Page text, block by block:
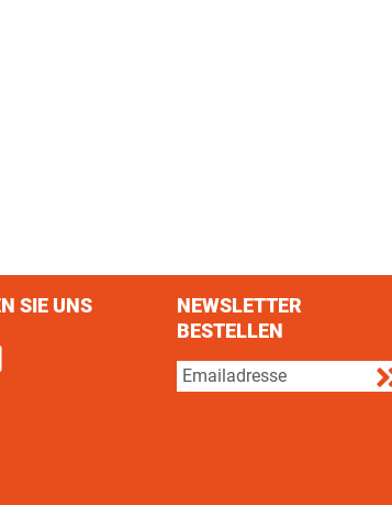
SIE UNS
us on Facebook
Follow us on Twitter
NEWSLETTER
BESTELLEN